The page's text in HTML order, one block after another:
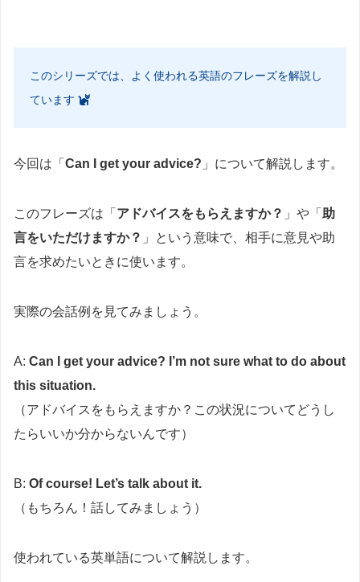
このシリーズでは、よく使われる英語のフレーズを解説し
ています
今回は「 Can I get your advice? 」について解説します。
このフレーズは「 アドバイスをもらえますか？ 」や「 助
言をいただけますか？ 」という意味で、相手に意見や助
言を求めたいときに使います。
実際の会話例を見てみましょう。
A: Can I get your advice? I’m not sure what to do about
this situation.
（アドバイスをもらえますか？この状況についてどうし
たらいいか分からないんです）
B: Of course! Let’s talk about it.
（もちろん！話してみましょう）
使われている英単語について解説します。